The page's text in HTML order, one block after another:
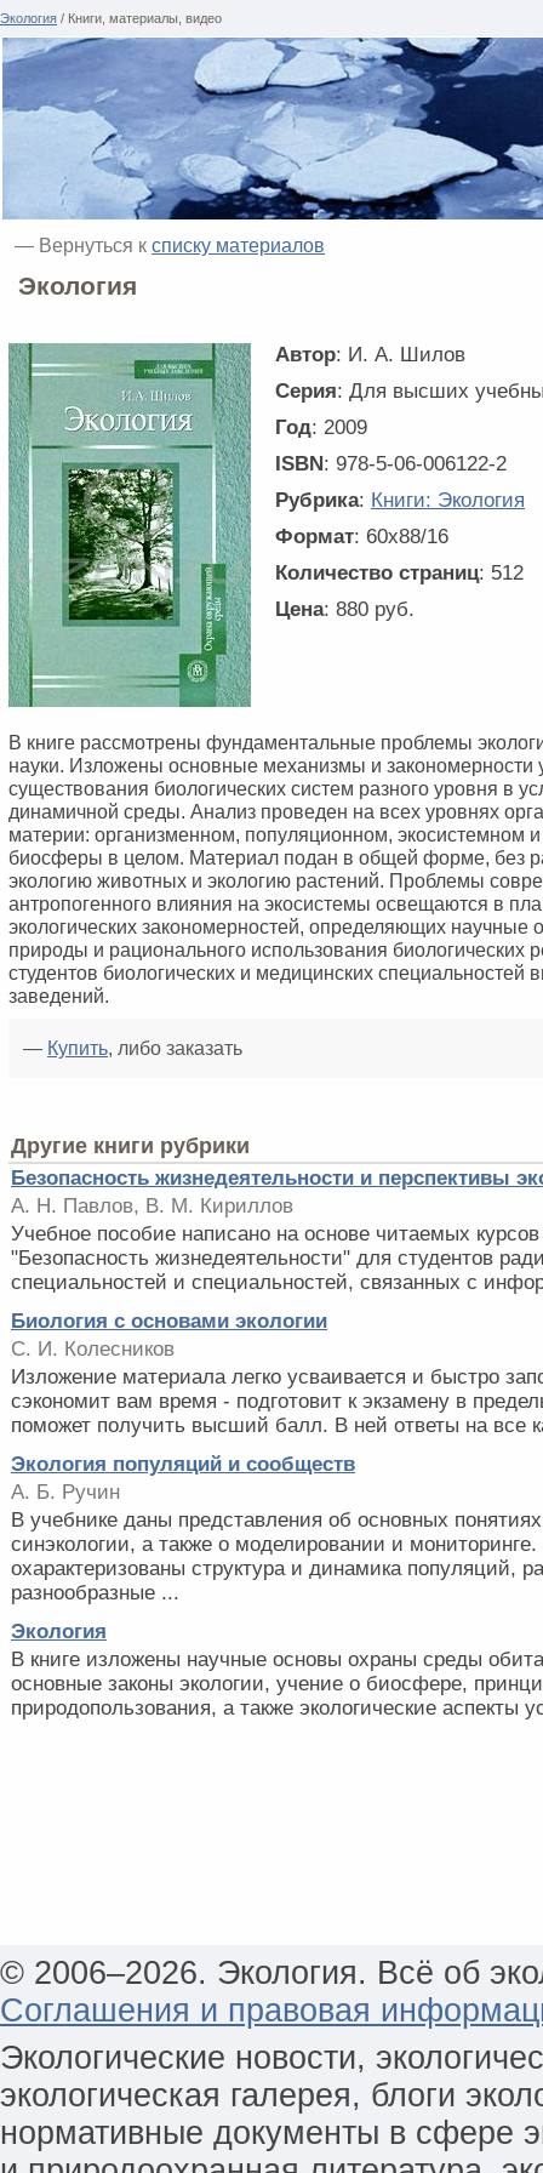
Экология / Книги, материалы, видео
— Вернуться к списку материалов
Экология
Автор: И. А. Шилов
Серия: Для высших
Год: 2009
ISBN: 978-5-06-006122-2
Рубрика: Книги: Экология
Формат: 60x88/16
Количество страниц: 512
Цена: 880 руб.
В книге рассмотрены фундаментальные проблемы
науки. Изложены основные механизмы и закономерности
существования биологических систем разного уровня в
динамичной среды. Анализ проведен на всех уровнях
материи: организменном, популяционном, экосистемном
биосферы в целом. Материал подан в общей форме, без
экологию животных и экологию растений. Проблемы
антропогенного влияния на экосистемы освещаются в
экологических закономерностей, определяющих научные
природы и рационального использования биологических
студентов биологических и медицинских специальностей
заведений.
— Купить, либо заказать
Другие книги рубрики
Безопасность жизнедеятельности и перспективы
А. Н. Павлов, В. М. Кириллов
Учебное пособие написано на основе читаемых
"Безопасность жизнедеятельности" для студентов
специальностей и специальностей, связанных с
Биология с основами экологии
С. И. Колесников
Изложение материала легко усваивается и быстро
сэкономит вам время - подготовит к экзамену в
поможет получить высший балл. В ней ответы на все
Экология популяций и сообществ
А. Б. Ручин
В учебнике даны представления об основных
синэкологии, а также о моделировании и
охарактеризованы структура и динамика популяций,
разнообразные ...
Экология
В книге изложены научные основы охраны среды
основные законы экологии, учение о биосфере,
природопользования, а также экологические аспекты
© 2006–2026. Экология. Всё об
Соглашения и правовая
Экологические новости,
экологическая галерея, блоги
нормативные документы в сфере